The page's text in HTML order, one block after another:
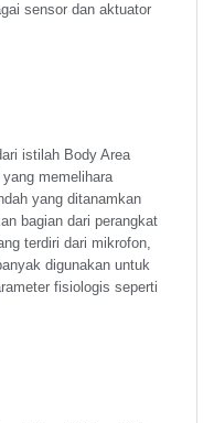
sensor dan aktuator
istilah Body Area
memelihara
yang ditanamkan
bagian dari perangkat
terdiri dari mikrofon,
digunakan untuk
fisiologis seperti